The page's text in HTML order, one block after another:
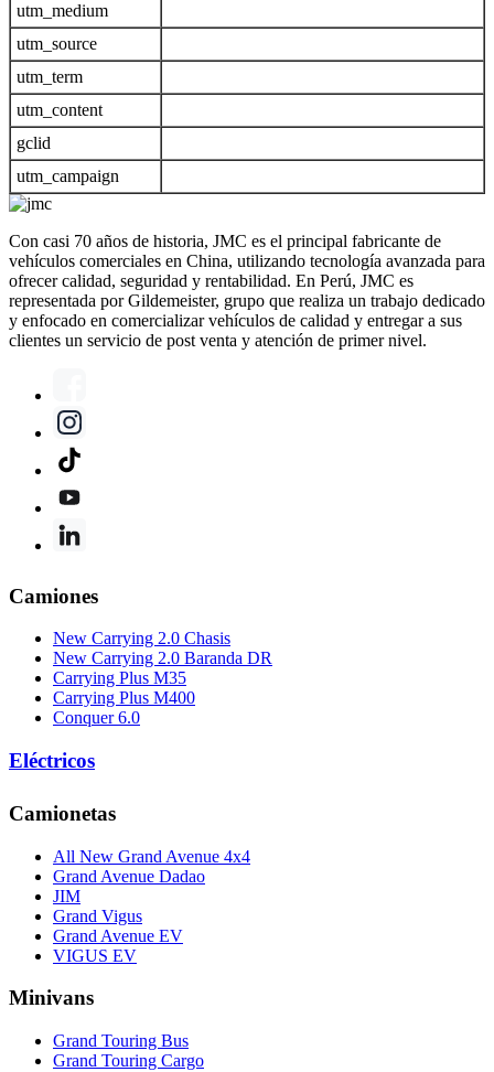
utm_medium
utm_source
utm_term
utm_content
gclid
utm_campaign
Con casi 70 años de historia, JMC es el principal fabricante de
vehículos comerciales en China, utilizando tecnología avanzada para
ofrecer calidad, seguridad y rentabilidad. En Perú, JMC es
representada por Gildemeister, grupo que realiza un trabajo dedicado
y enfocado en comercializar vehículos de calidad y entregar a sus
clientes un servicio de post venta y atención de primer nivel.
Camiones
New Carrying 2.0 Chasis
New Carrying 2.0 Baranda DR
Carrying Plus M35
Carrying Plus M400
Conquer 6.0
Eléctricos
Camionetas
All New Grand Avenue 4x4
Grand Avenue Dadao
JIM
Grand Vigus
Grand Avenue EV
VIGUS EV
Minivans
Grand Touring Bus
Grand Touring Cargo